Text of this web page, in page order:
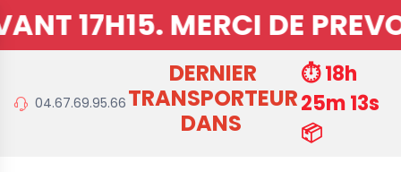
15MNS DE
04.67.69.95.66
DERNIER
TRANSPORTEUR
DANS
⏱️ 18h
25m 11s
📦